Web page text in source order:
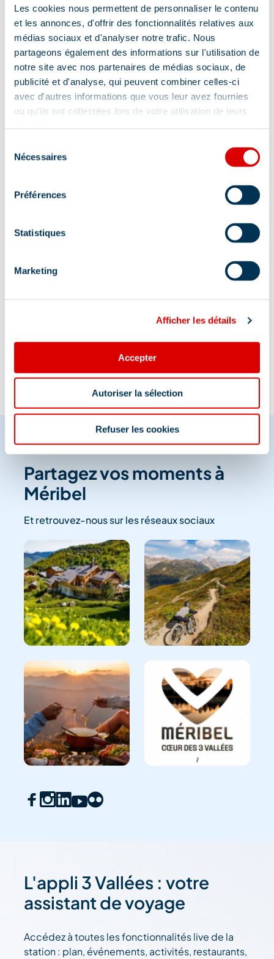
Les cookies nous permettent de personnaliser le contenu
et les annonces, d'offrir des fonctionnalités relatives aux
médias sociaux et d'analyser notre trafic. Nous
partageons également des informations sur l'utilisation de
notre site avec nos partenaires de médias sociaux, de
publicité et d'analyse, qui peuvent combiner celles-ci
avec d'autres informations que vous leur avez fournies
ou qu'ils ont collectées lors de votre utilisation de leurs
Nécessaires
Préférences
Statistiques
Marketing
Afficher les détails
Accepter
Autoriser la sélection
Refuser les cookies
Adresse :
50 impasse du genévrier - Chalet
Complément de localisation :
Information mise à jour le
Partagez vos moments à
Méribel
Et retrouvez-nous sur les réseaux sociaux
L'appli 3 Vallées : votre
assistant de voyage
Accédez à toutes les fonctionnalités live de la
station : plan, événements, activités, restaurants,